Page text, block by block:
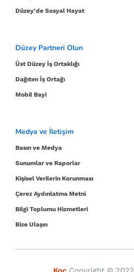
Düzey’de Sosyal Hayat
Düzey Partneri Olun
Üst Düzey İş Ortaklığı
Dağıtım İş Ortağı
Mobil Bayi
Medya ve İletişim
Basın ve Medya
Sunumlar ve Raporlar
Kişisel Verilerin Korunması
Çerez Aydınlatma Metni
Bilgi Toplumu Hizmetleri
Bize Ulaşın